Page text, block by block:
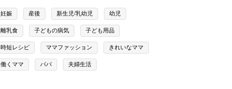
妊娠 産後 新生児/乳幼児 幼児
離乳食 子どもの病気 子ども用品
時短レシピ ママファッション きれいなママ
働くママ パパ 夫婦生活